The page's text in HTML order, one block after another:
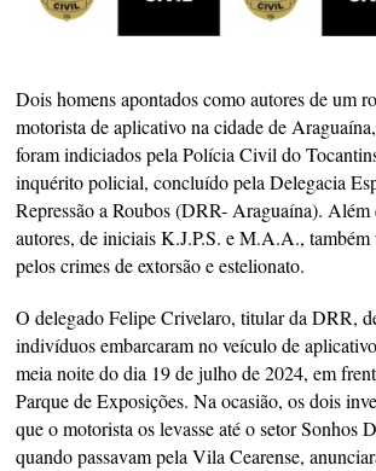
Dois homens apontados como autores de um
motorista de aplicativo na cidade de
foram indiciados pela Polícia Civil do
inquérito policial, concluído pela Delegacia
Repressão a Roubos (DRR- Araguaína).
autores, de iniciais K.J.P.S. e M.A.A., também
pelos crimes de extorsão e estelionato.
O delegado Felipe Crivelaro, titular da DRR,
indivíduos embarcaram no veículo de
meia noite do dia 19 de julho de 2024, em
Parque de Exposições. Na ocasião, os dois
que o motorista os levasse até o setor Sonhos
quando passavam pela Vila Cearense,